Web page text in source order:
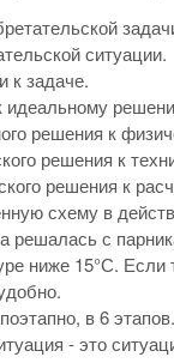
ситуации.
к задаче.
идеальному
решения к
решения к
решения к
схему в
решалась с
ниже 15°С. Если
в 6 этапов.
- это